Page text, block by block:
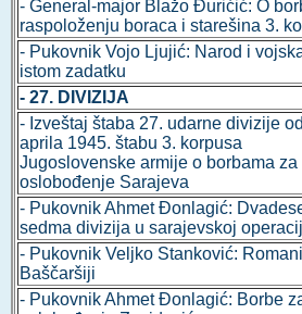
- General-major Blažo Đurićić: O
raspoloženju boraca i starešina 3.
- Pukovnik Vojo Ljujić: Narod i
istom zadatku
- 27. DIVIZIJA
- Izveštaj štaba 27. udarne divizije
aprila 1945. štabu 3. korpusa
Jugoslovenske armije o borbama za
oslobođenje Sarajeva
- Pukovnik Ahmet Đonlagić:
sedma divizija u sarajevskoj
- Pukovnik Veljko Stanković:
Baščaršiji
- Pukovnik Ahmet Đonlagić: Borbe